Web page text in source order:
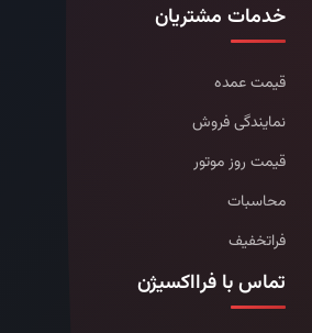
خدمات مشتریان
قیمت عمده
نمایندگی فروش
قیمت روز موتور
محاسبات
فراتخفیف
تماس با فرااکسیژن